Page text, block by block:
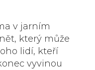
v jarním
který může
lidí, kteří
vyvinou